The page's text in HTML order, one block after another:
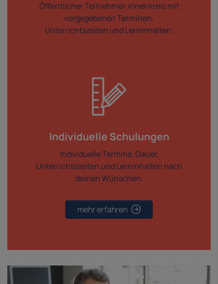
Öffentlicher Teilnehmer:innenkreis mit
vorgegebenen Terminen,
Unterrichtszeiten und Lerninhalten.
Individuelle Schulungen
Individuelle Termine, Dauer,
Unterrichtszeiten und Lerninhalten nach
deinen Wünschen.
mehr erfahren